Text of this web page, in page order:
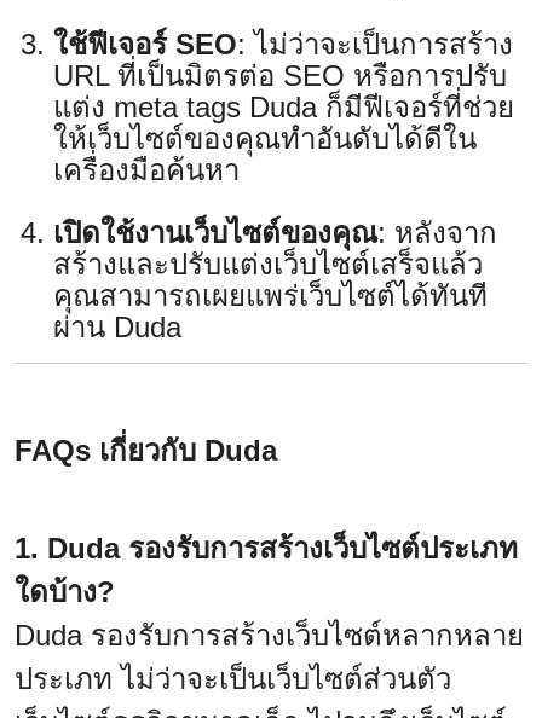
ใช้ฟีเจอร์ SEO: ไม่ว่าจะเป็นการสร้าง
URL ที่เป็นมิตรต่อ SEO หรือการปรับ
แต่ง meta tags Duda ก็มีฟีเจอร์ที่ช่วย
ให้เว็บไซต์ของคุณทำอันดับได้ดีใน
เครื่องมือค้นหา
เปิดใช้งานเว็บไซต์ของคุณ: หลังจาก
สร้างและปรับแต่งเว็บไซต์เสร็จแล้ว
คุณสามารถเผยแพร่เว็บไซต์ได้ทันที
ผ่าน Duda
FAQs เกี่ยวกับ Duda
1. Duda รองรับการสร้างเว็บไซต์ประเภท
ใดบ้าง?
Duda รองรับการสร้างเว็บไซต์หลากหลาย
ประเภท ไม่ว่าจะเป็นเว็บไซต์ส่วนตัว